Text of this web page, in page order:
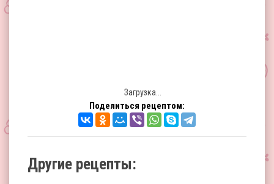
Загрузка...
Поделиться рецептом:
Другие рецепты: